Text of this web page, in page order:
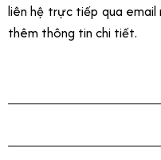
liên hệ trực tiếp qua email
thêm thông tin chi tiết.